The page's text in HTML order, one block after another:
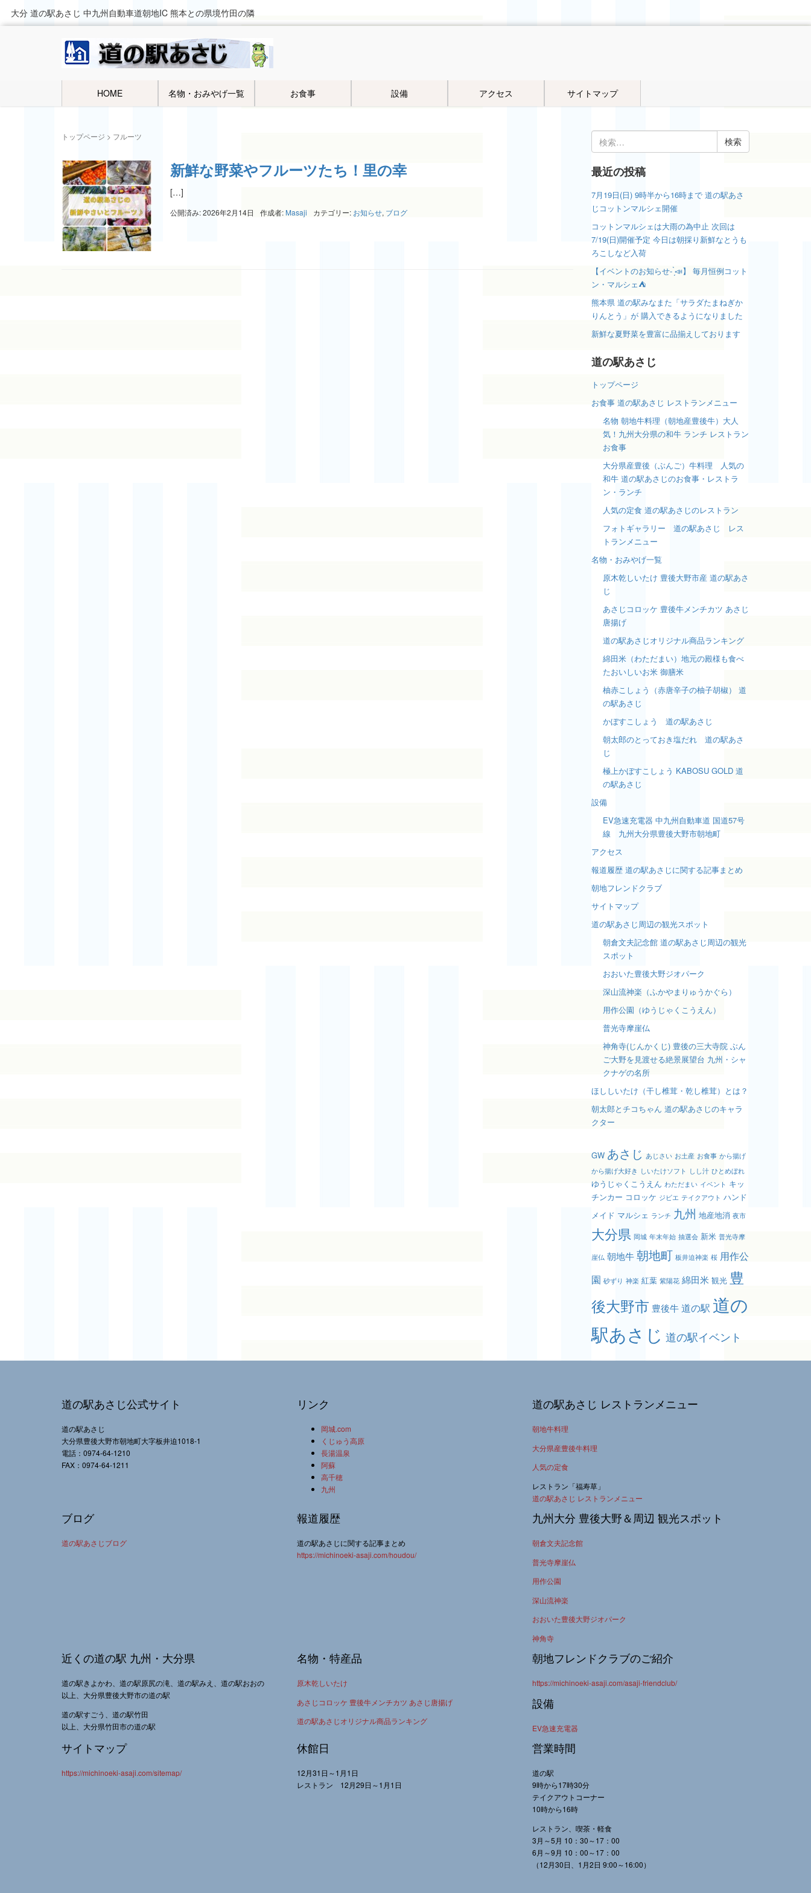
大分 道の駅あさじ 中九州自動車道朝地IC 熊本との県境竹田の隣
HOME 名物・おみやげ一覧 お食事 設備 アクセス サイトマップ
トップページ > フルーツ
新鮮な野菜やフルーツたち！里の幸
[…]
公開済み: 2026年2月14日 作成者: Masaji カテゴリー: お知らせ, ブログ
検
索:
最近の投稿
7月19日(日) 9時半から16時まで 道の駅あさ
じコットンマルシェ開催
コットンマルシェは大雨の為中止 次回は
7/19(日)開催予定 今日は朝採り新鮮なとうも
ろこしなど入荷
【イベントのお知らせ- ̗̀📣】 毎月恒例コット
ン・マルシェ⛺️
熊本県 道の駅みなまた「サラダたまねぎか
りんとう」が 購入できるようになりました
新鮮な夏野菜を豊富に品揃えしております
道の駅あさじ
トップページ
お食事 道の駅あさじ レストランメニュー
名物 朝地牛料理（朝地産豊後牛）大人
気！九州大分県の和牛 ランチ レストラン
お食事
大分県産豊後（ぶんご）牛料理 人気の
和牛 道の駅あさじのお食事・レストラ
ン・ランチ
人気の定食 道の駅あさじのレストラン
フォトギャラリー 道の駅あさじ レス
トランメニュー
名物・おみやげ一覧
原木乾しいたけ 豊後大野市産 道の駅あさ
じ
あさじコロッケ 豊後牛メンチカツ あさじ
唐揚げ
道の駅あさじオリジナル商品ランキング
綿田米（わただまい）地元の殿様も食べ
たおいしいお米 御膳米
柚赤こしょう（赤唐辛子の柚子胡椒） 道
の駅あさじ
かぼすこしょう 道の駅あさじ
朝太郎のとっておき塩だれ 道の駅あさ
じ
極上かぼすこしょう KABOSU GOLD 道
の駅あさじ
設備
EV急速充電器 中九州自動車道 国道57号
線 九州大分県豊後大野市朝地町
アクセス
報道履歴 道の駅あさじに関する記事まとめ
朝地フレンドクラブ
サイトマップ
道の駅あさじ周辺の観光スポット
朝倉文夫記念館 道の駅あさじ周辺の観光
スポット
おおいた豊後大野ジオパーク
深山流神楽（ふかやまりゅうかぐら）
用作公園（ゆうじゃくこうえん）
普光寺摩崖仏
神角寺(じんかくじ) 豊後の三大寺院 ぶん
ご大野を見渡せる絶景展望台 九州・シャ
クナゲの名所
ほししいたけ（干し椎茸・乾し椎茸）とは？
朝太郎とチコちゃん 道の駅あさじのキャラ
クター
GW あさじ あじさい お土産 お食事 から揚げ
から揚げ大好き しいたけソフト しし汁 ひとめぼれ
ゆうじゃくこうえん わただまい イベント キッ
チンカー コロッケ ジビエ テイクアウト ハンド
メイド マルシェ ランチ 九州 地産地消 夜市
大分県 岡城 年末年始 抽選会 新米 普光寺摩
崖仏 朝地牛 朝地町 板井迫神楽 桜 用作公
園 砂ずり 神楽 紅葉 紫陽花 綿田米 観光 豊
後大野市 豊後牛 道の駅 道の
駅あさじ 道の駅イベント
道の駅あさじ公式サイト
道の駅あさじ
大分県豊後大野市朝地町大字板井迫1018-1
電話：0974-64-1210
FAX：0974-64-1211
リンク
岡城.com
くじゅう高原
長湯温泉
阿蘇
高千穂
九州
道の駅あさじ レストランメニュー
朝地牛料理
大分県産豊後牛料理
人気の定食
レストラン「福寿草」
道の駅あさじ レストランメニュー
ブログ
道の駅あさじブログ
報道履歴
道の駅あさじに関する記事まとめ
https://michinoeki-asaji.com/houdou/
九州大分 豊後大野＆周辺 観光スポット
朝倉文夫記念館
普光寺摩崖仏
用作公園
深山流神楽
おおいた豊後大野ジオパーク
神角寺
近くの道の駅 九州・大分県
道の駅きよかわ、道の駅原尻の滝、道の駅みえ、道の駅おおの
以上、大分県豊後大野市の道の駅
道の駅すごう、道の駅竹田
以上、大分県竹田市の道の駅
名物・特産品
原木乾しいたけ
あさじコロッケ 豊後牛メンチカツ あさじ唐揚げ
道の駅あさじオリジナル商品ランキング
朝地フレンドクラブのご紹介
https://michinoeki-asaji.com/asaji-friendclub/
設備
EV急速充電器
サイトマップ
https://michinoeki-asaji.com/sitemap/
休館日
12月31日～1月1日
レストラン 12月29日～1月1日
営業時間
道の駅
9時から17時30分
テイクアウトコーナー
10時から16時
レストラン、喫茶・軽食
3月～5月 10：30～17：00
6月～9月 10：00～17：00
（12月30日、1月2日 9:00～16:00）